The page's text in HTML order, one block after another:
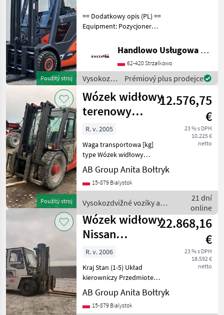
Použitý stroj
== Dodatkowy opis (PL) ==
Equipment: Pozycjoner
kabina. Ogrzewanie
Additional info: Stan:
Bardzo dobry, Możliwość
UDT Palivo: plyn, ty
Handlowo Usługowa Alanex Alan Roszak
62-420 Strzałkowo
Vysokozdvižné
vozíky a
skladová
technika /
Linde
Prémiový plus prodejce
Použitý stroj
Wózek widłowy
terenowy
Manitou MSI 35
12.576,75
€
23 % s DPH
10.225 €
netto
R. v. 2005
Waga transportowa [kg]
type Wózek widłowy
terenowy Manitou MSI 35
Dane techniczne: - Silnik:
Perkins50 KM (36.75 kW) -
Własna masa:485
AB Group Anita Bołtryk
15-879 Bialystok
Vysokozdvižné vozíky a
skladová technika / Manitou
21 dní
online
Wózek widłowy
Nissan
Jf05H60Pu
22.868,16
€
23 % s DPH
18.592 €
netto
R. v. 2006
Kraj Stan (1-5) Układ
kierowniczy Przedmiotem
ogłoszenia jest używany
wózek widłowy z napędem
LPG JF05H60PU. Stan
AB Group Anita Bołtryk
15-879 Bialystok